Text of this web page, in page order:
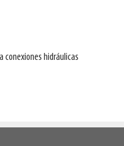
hidráulicas